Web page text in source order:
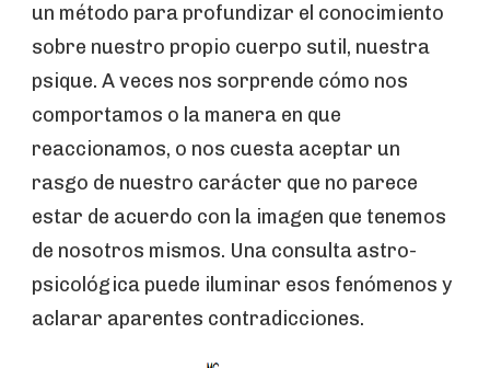
un método para profundizar el conocimiento
sobre nuestro propio cuerpo sutil, nuestra
psique. A veces nos sorprende cómo nos
comportamos o la manera en que
reaccionamos, o nos cuesta aceptar un
rasgo de nuestro carácter que no parece
estar de acuerdo con la imagen que tenemos
de nosotros mismos. Una consulta astro-
psicológica puede iluminar esos fenómenos y
aclarar aparentes contradicciones.